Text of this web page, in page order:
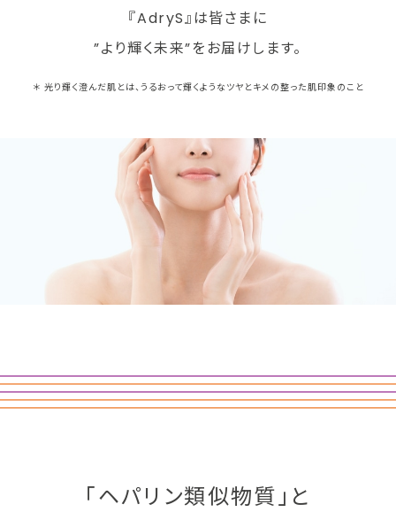
『AdryS』は皆さまに
”より輝く未来”をお届けします。
＊ 光り輝く澄んだ肌とは、うるおって輝くようなツヤとキメの整った肌印象のこと
「ヘパリン類似物質」と